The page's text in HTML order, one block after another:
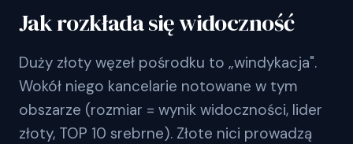
Jak rozkłada się widoczność
Duży złoty węzeł pośrodku to „windykacja".
Wokół niego kancelarie notowane w tym
obszarze (rozmiar = wynik widoczności, lider
złoty, TOP 10 srebrne). Złote nici prowadzą